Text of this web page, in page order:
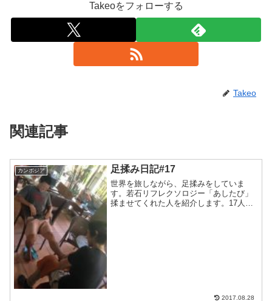
Takeoをフォローする
Takeo
関連記事
カンボジア 足揉み日記#17
世界を旅しながら、足揉みをしていま
す。若石リフレクソロジー「あしたび」
揉ませてくれた人を紹介します。17人目
2017.08.28